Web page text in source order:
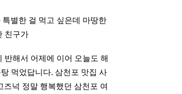
별한 걸 먹고 싶은데 마땅한
친구가
해서 어제에 이어 오늘도 해
먹었답니다. 삼천포 맛집 사
즈넉 정말 행복했던 삼천포 여